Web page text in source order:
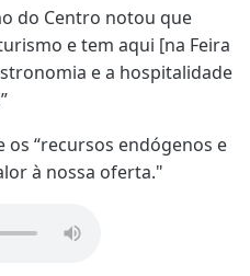
do Centro notou que
e tem aqui [na Feira
e a hospitalidade
os “recursos endógenos e
à nossa oferta."